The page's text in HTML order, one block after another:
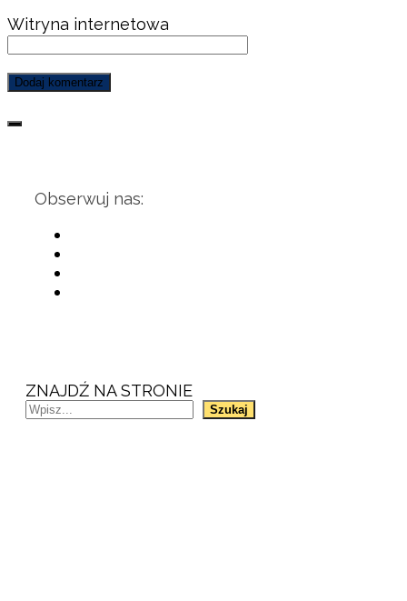
Witryna internetowa
Obserwuj nas:
ZNAJDŹ NA STRONIE
Szukaj